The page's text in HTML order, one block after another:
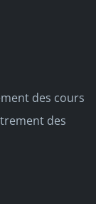
des cours
des